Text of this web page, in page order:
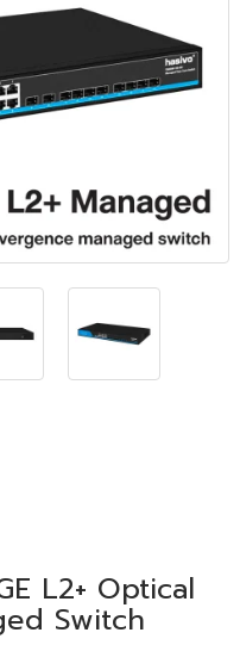
L2+ Optical
Switch